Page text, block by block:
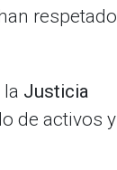
respetado
Justicia
de activos y